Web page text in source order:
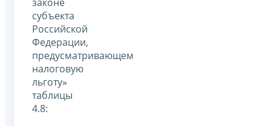
субъекта
Российской
Федерации,
предусматривающем
налоговую
льготу»
таблицы
4.8: